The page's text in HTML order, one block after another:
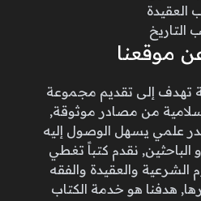
العقيدة
التاريخ
موقعنا
تهدف إلى تقديم مجموعة
من مصادر موثوقة,
علمي يسهل الوصول إليه
نقدم كتباً تغطي
والعقيدة والفقه
هدفنا هو خدمة الكتاب